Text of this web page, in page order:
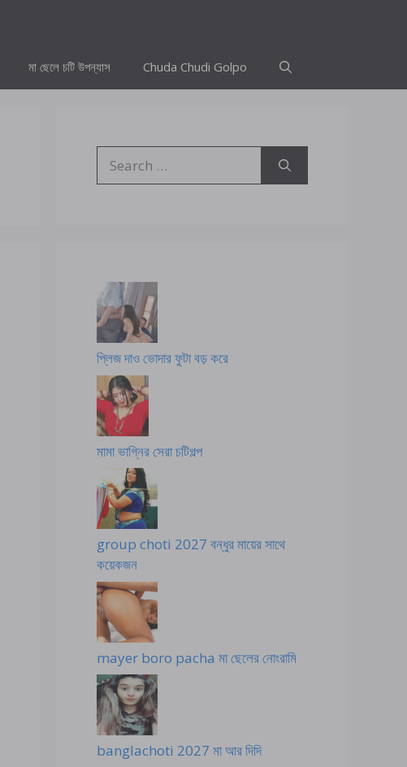
মা ছেলে চটি উপন্যাস Chuda Chudi Golpo
for:
প্লিজ দাও ভোদার ফুটা বড় করে
মামা ভাগ্নির সেরা চটিগল্প
group choti 2027 বন্ধুর মায়ের সাথে
কয়েকজন
mayer boro pacha মা ছেলের নোংরামি
banglachoti 2027 মা আর দিদি